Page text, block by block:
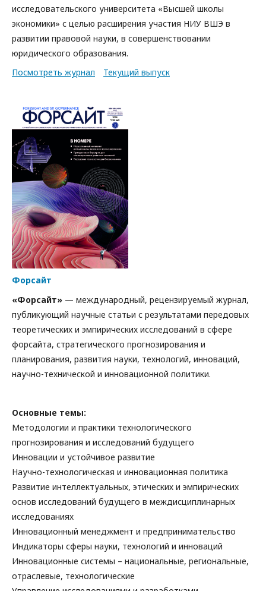
исследовательского университета «Высшей школы
экономики» с целью расширения участия НИУ ВШЭ в
развитии правовой науки, в совершенствовании
юридического образования.
Посмотреть журнал
Текущий выпуск
Форсайт
«Форсайт» — международный, рецензируемый журнал,
публикующий научные статьи c результатами передовых
теоретических и эмпирических исследований в сфере
форсайта, стратегического прогнозирования и
планирования, развития науки, технологий, инноваций,
научно-технической и инновационной политики.
Основные темы:
Методологии и практики технологического
прогнозирования и исследований будущего
Инновации и устойчивое развитие
Научно-технологическая и инновационная политика
Развитие интеллектуальных, этических и эмпирических
основ исследований будущего в междисциплинарных
исследованиях
Инновационный менеджмент и предпринимательство
Индикаторы сферы науки, технологий и инноваций
Инновационные системы – национальные, региональные,
отраслевые, технологические